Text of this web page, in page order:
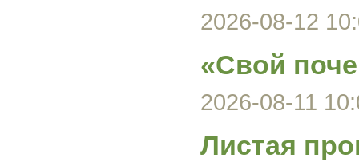
2026-08-12
«Свой
2026-08-11
Листая